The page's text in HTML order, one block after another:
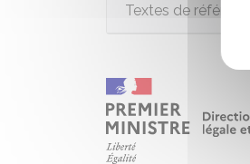
Textes de référence